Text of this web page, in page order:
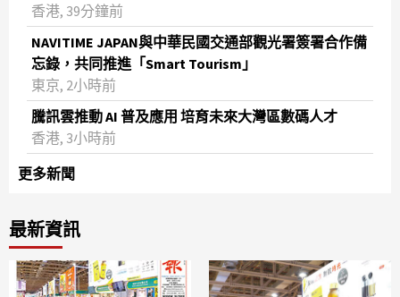
香港, 39分鐘前
NAVITIME JAPAN與中華民國交通部觀光署簽署合作備
忘錄，共同推進「Smart Tourism」
東京, 2小時前
騰訊雲推動 AI 普及應用 培育未來大灣區數碼人才
香港, 3小時前
更多新聞
最新資訊